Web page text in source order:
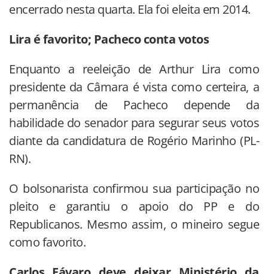
encerrado nesta quarta. Ela foi eleita em 2014.
Lira é favorito; Pacheco conta votos
Enquanto a reeleição de Arthur Lira como
presidente da Câmara é vista como certeira, a
permanência de Pacheco depende da
habilidade do senador para segurar seus votos
diante da candidatura de Rogério Marinho (PL-
RN).
O bolsonarista confirmou sua participação no
pleito e garantiu o apoio do PP e do
Republicanos. Mesmo assim, o mineiro segue
como favorito.